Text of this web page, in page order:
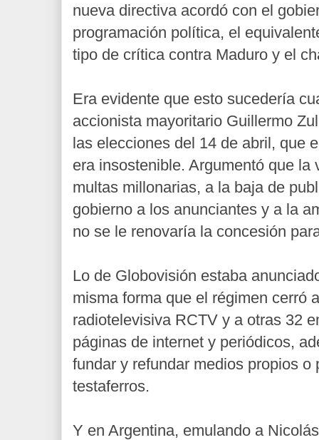
nueva directiva acordó con el
programación política, el
tipo de crítica contra Maduro y el
Era evidente que esto sucedería
accionista mayoritario Guillermo
las elecciones del 14 de abril, que
era insostenible. Argumentó que la
multas millonarias, a la baja de
gobierno a los anunciantes y a la
no se le renovaría la concesión
Lo de Globovisión estaba
misma forma que el régimen cerró
radiotelevisiva RCTV y a otras 32
páginas de internet y periódicos,
fundar y refundar medios propios o
testaferros.
Y en Argentina, emulando a